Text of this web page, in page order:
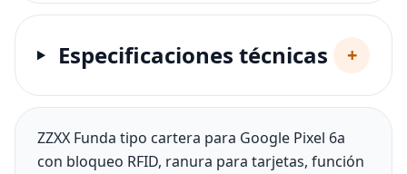
Especificaciones técnicas +
ZZXX Funda tipo cartera para Google Pixel 6a
con bloqueo RFID, ranura para tarjetas, función